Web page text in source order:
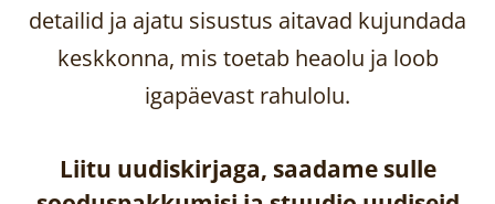
detailid ja ajatu sisustus aitavad kujundada
keskkonna, mis toetab heaolu ja loob
igapäevast rahulolu.
Liitu uudiskirjaga, saadame sulle